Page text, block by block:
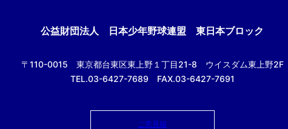
公益財団法人 日本少年野球連盟 東日本ブロック
〒110-0015 東京都台東区東上野１丁目21-8 ウイスダム東上野2F
TEL.03-6427-7689 FAX.03-6427-7691
ご意見箱